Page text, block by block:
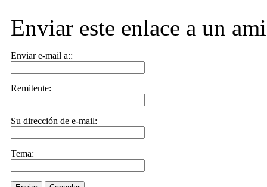
Enviar este enlace a un
Enviar e-mail a::
Remitente:
Su dirección de e-mail:
Tema: